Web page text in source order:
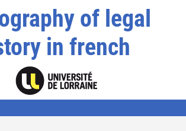
of legal
in french